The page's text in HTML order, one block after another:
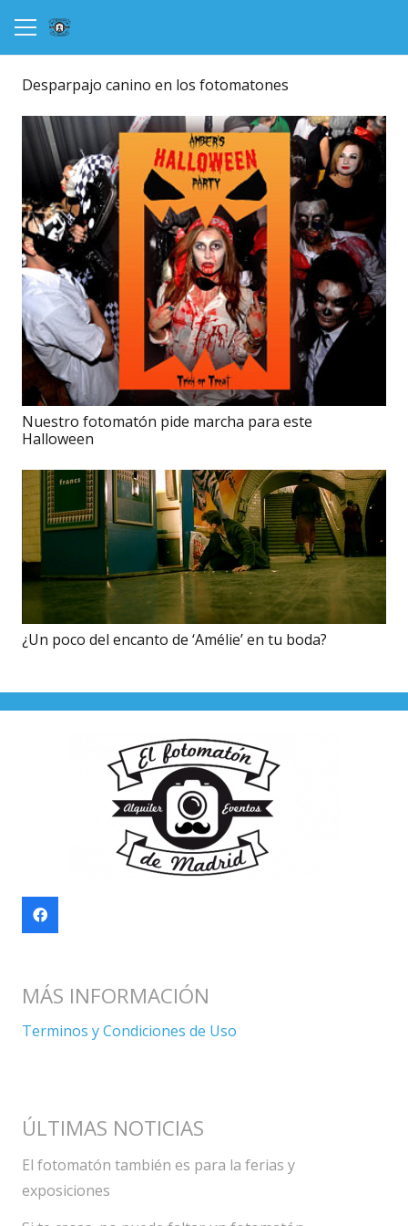
Desparpajo canino en los fotomatones
Nuestro fotomatón pide marcha para este
Halloween
¿Un poco del encanto de ‘Amélie’ en tu boda?
MÁS INFORMACIÓN
Terminos y Condiciones de Uso
ÚLTIMAS NOTICIAS
El fotomatón también es para la ferias y
exposiciones